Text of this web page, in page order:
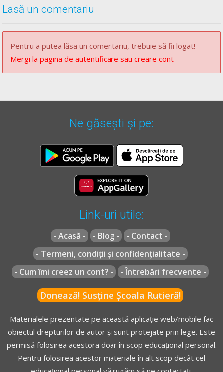
Lasă un comentariu
Pentru a putea lăsa un comentariu, trebuie să fii logat!
Mergi la pagina de autentificare sau creare cont
Ne găsești și pe:
Link-uri utile:
- Acasă - - Blog -
- Contact -
- Termeni, condiții și confidențialitate -
- Cum îmi creez un cont? -
- Întrebări frecvente -
Donează! Susține Școala Rutieră!
Materialele prezentate pe această aplicație web/mobile fac
obiectul drepturilor de autor și sunt protejate prin lege. Este
permisă folosirea acestora doar în scop educațional personal.
Pentru folosirea acestor materiale în alt scop decât cel